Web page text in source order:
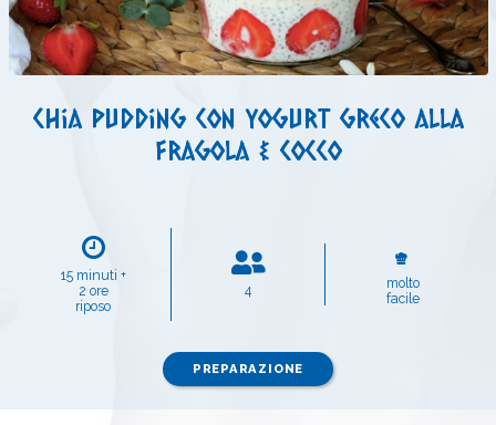
Chia pudding con yogurt greco alla
fragola & cocco
15 minuti +
2 ore
riposo
4
molto
facile
PREPARAZIONE